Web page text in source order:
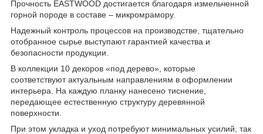
Прочность EASTWOOD достигается благодаря измельченной
горной породе в составе – микромрамору.
Надежный контроль процессов на производстве, тщательно
отобранное сырье выступают гарантией качества и
безопасности продукции.
В коллекции 10 декоров «под дерево», которые
соответствуют актуальным направлениям в оформлении
интерьера. На каждую планку нанесено тиснение,
передающее естественную структуру деревянной
поверхности.
При этом укладка и уход потребуют минимальных усилий, так